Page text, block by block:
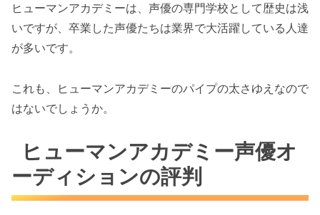
ヒューマンアカデミーは、声優の専門学校として歴史は浅
いですが、卒業した声優たちは業界で大活躍している人達
が多いです。
これも、ヒューマンアカデミーのパイプの太さゆえなので
はないでしょうか。
ヒューマンアカデミー声優オ
ーディションの評判